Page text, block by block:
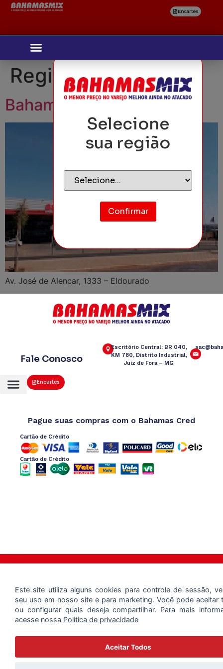
Selecione
sua região
Confirmar
Encartes
Região:Frutal
Bahamas Mix Frutal
Av. José de Alencar, 1333 – Eldourado
Encartes
Fale Conosco
Escritório Central: BR 040,
KM 780, Distrito Industrial,
Juiz de Fora – MG
Pague suas compras com o Bahamas Cred
Cartão de Crédito
Cartão de Crédito
Este site utiliza alguns cookies para controle de sessão,
seu uso em nosso site e para marketing. Você pode aceitar
ou configurar quais deseja compartilhar. Para mais
acesse nossa Politica de privacidade
Aceitar Todos